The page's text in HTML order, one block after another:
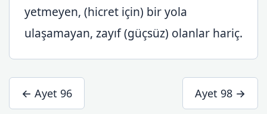
yetmeyen, (hicret için) bir yola
ulaşamayan, zayıf (güçsüz) olanlar hariç.
← Ayet 96 Ayet 98 →